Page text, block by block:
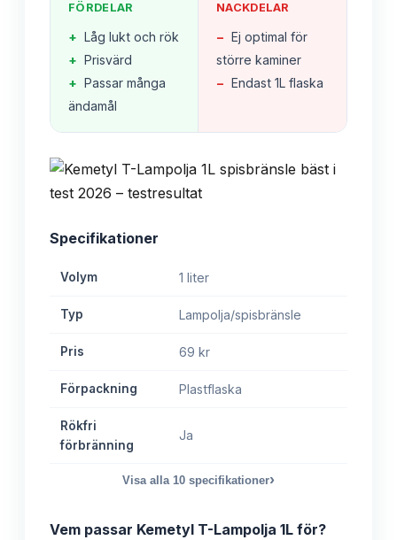
FÖRDELAR
+ Låg lukt och rök
+ Prisvärd
+ Passar många
ändamål
NACKDELAR
− Ej optimal för
större kaminer
− Endast 1L flaska
Specifikationer
Volym 1 liter
Typ Lampolja/spisbränsle
Pris 69 kr
Förpackning Plastflaska
Rökfri
förbränning
Ja
Visa alla 10 specifikationer›
Vem passar Kemetyl T-Lampolja 1L för?